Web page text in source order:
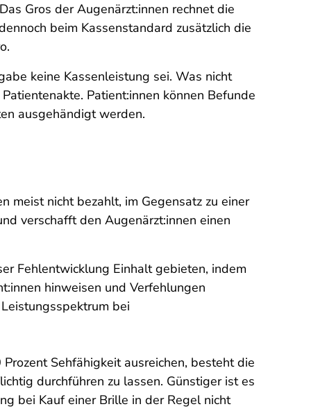
Gros der Augenärzt:innen rechnet die
beim Kassenstandard zusätzlich die
keine Kassenleistung sei. Was nicht
Patient:innen können Befunde
ausgehändigt werden.
meist nicht bezahlt, im Gegensatz zu einer
verschafft den Augenärzt:innen einen
Fehlentwicklung Einhalt gebieten, indem
hinweisen und Verfehlungen
bei
Sehfähigkeit ausreichen, besteht die
durchführen zu lassen. Günstiger ist es
bei Kauf einer Brille in der Regel nicht